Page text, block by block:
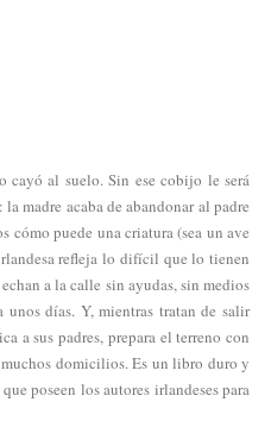
cayó al suelo. Sin ese cobijo le será
madre acaba de abandonar al padre
cómo puede una criatura (sea un ave
refleja lo difícil que lo tienen
a la calle sin ayudas, sin medios
unos días. Y, mientras tratan de salir
a sus padres, prepara el terreno con
domicilios. Es un libro duro y
poseen los autores irlandeses para